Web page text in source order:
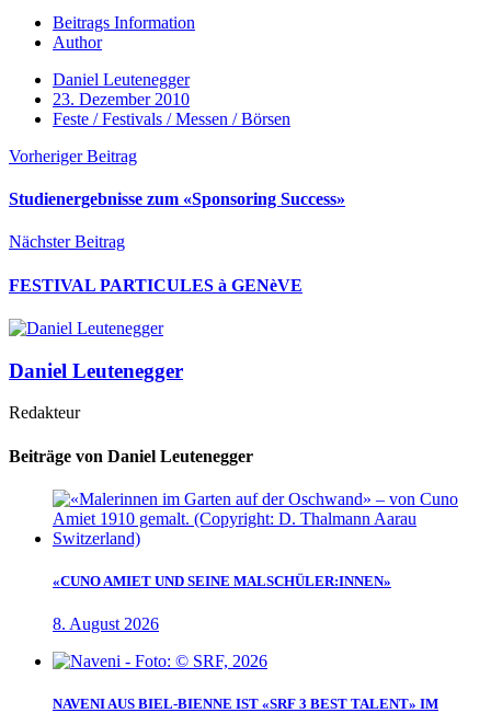
Beitrags Information
Author
Daniel Leutenegger
23. Dezember 2010
Feste / Festivals / Messen / Börsen
Vorheriger Beitrag
Studienergebnisse zum «Sponsoring Success»
Nächster Beitrag
FESTIVAL PARTICULES à GENèVE
Daniel Leutenegger
Redakteur
Beiträge von Daniel Leutenegger
«CUNO AMIET UND SEINE MALSCHÜLER:INNEN»
8. August 2026
NAVENI AUS BIEL-BIENNE IST «SRF 3 BEST TALENT» IM